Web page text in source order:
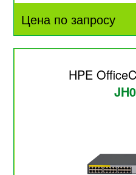
Цена по запросу
HPE